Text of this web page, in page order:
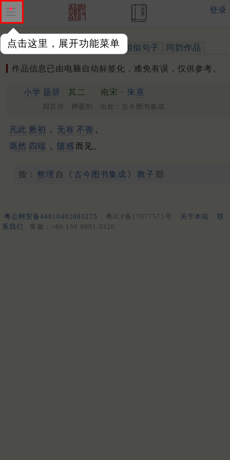
点击这里，展开功能菜单
登录
作品 标注四声 出处、引用 相似句子 同韵作品
作品信息已由电脑自动标签化，难免有误，仅供参考。
小学 题辞 其二 南宋 · 朱熹
四言诗 押霰韵 出处：古今图书集成
凡此 厥初 ， 无有 不善 。
蔼然 四端 ， 随感 而见。
按： 整理 自《 古今图书集成 》 教子 部
粤公网安备44010402003275 粤ICP备17077571号 关于本站
联
系我们
客服：+86 136 0901 3320